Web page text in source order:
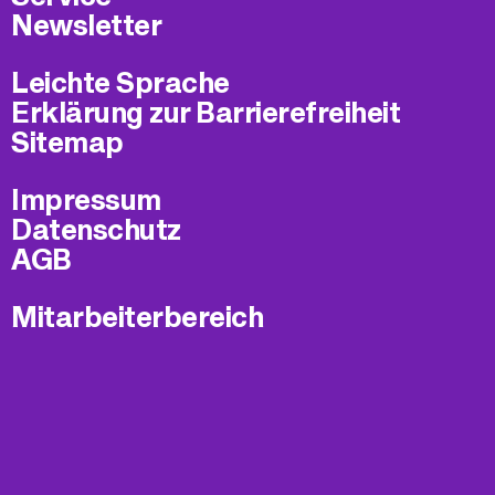
Newsletter
Leichte Sprache
Erklärung zur Barrierefreiheit
Sitemap
Impressum
Datenschutz
AGB
Mitarbeiterbereich